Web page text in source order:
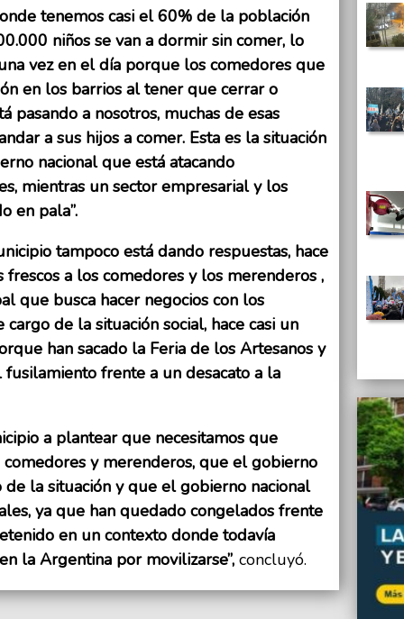
tenemos casi el 60% de la población
niños se van a dormir sin comer, lo
vez en el día porque los comedores que
en los barrios al tener que cerrar o
pasando a nosotros, muchas de esas
a sus hijos a comer. Esta es la situación
nacional que está atacando
mientras un sector empresarial y los
en pala”.
tampoco está dando respuestas, hace
a los comedores y los merenderos ,
que busca hacer negocios con los
de la situación social, hace casi un
han sacado la Feria de los Artesanos y
frente a un desacato a la
a plantear que necesitamos que
y merenderos, que el gobierno
la situación y que el gobierno nacional
ya que han quedado congelados frente
en un contexto donde todavía
la Argentina por movilizarse”, concluyó.